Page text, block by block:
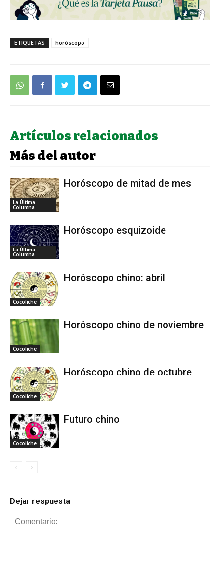
ETIQUETAS horóscopo
Artículos relacionados
Más del autor
La Última
Columna
Horóscopo de mitad de mes
La Última
Columna
Horóscopo esquizoide
Cocoliche
Horóscopo chino: abril
Cocoliche
Horóscopo chino de noviembre
Cocoliche
Horóscopo chino de octubre
Cocoliche
Futuro chino
Dejar respuesta